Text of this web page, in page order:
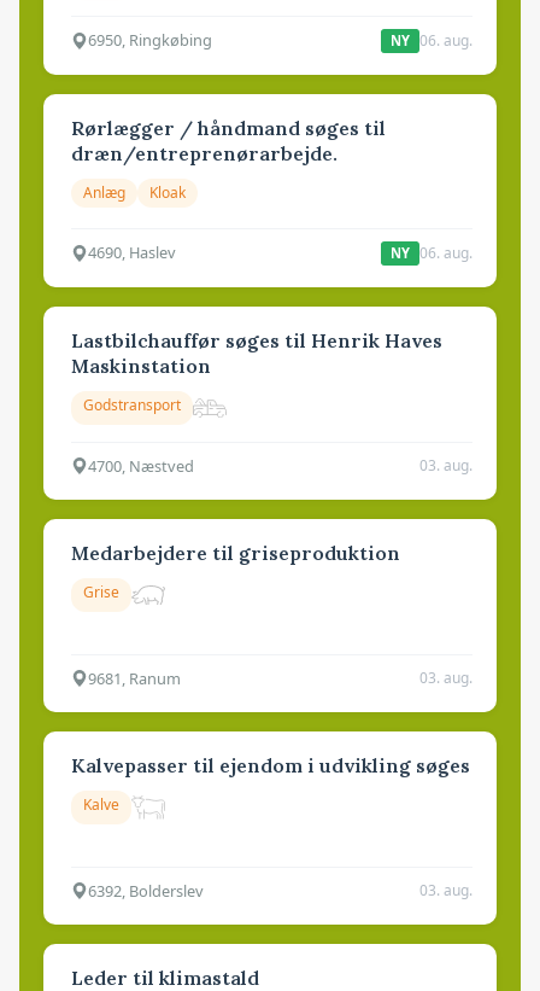
6950, Ringkøbing NY 06. aug.
Rørlægger / håndmand søges til
dræn/entreprenørarbejde.
Anlæg Kloak
4690, Haslev NY 06. aug.
Lastbilchauffør søges til Henrik Haves
Maskinstation
Godstransport
4700, Næstved 03. aug.
Medarbejdere til griseproduktion
Grise
9681, Ranum 03. aug.
Kalvepasser til ejendom i udvikling søges
Kalve
6392, Bolderslev 03. aug.
Leder til klimastald